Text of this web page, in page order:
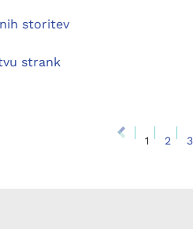
storitev
strank
1 2 3